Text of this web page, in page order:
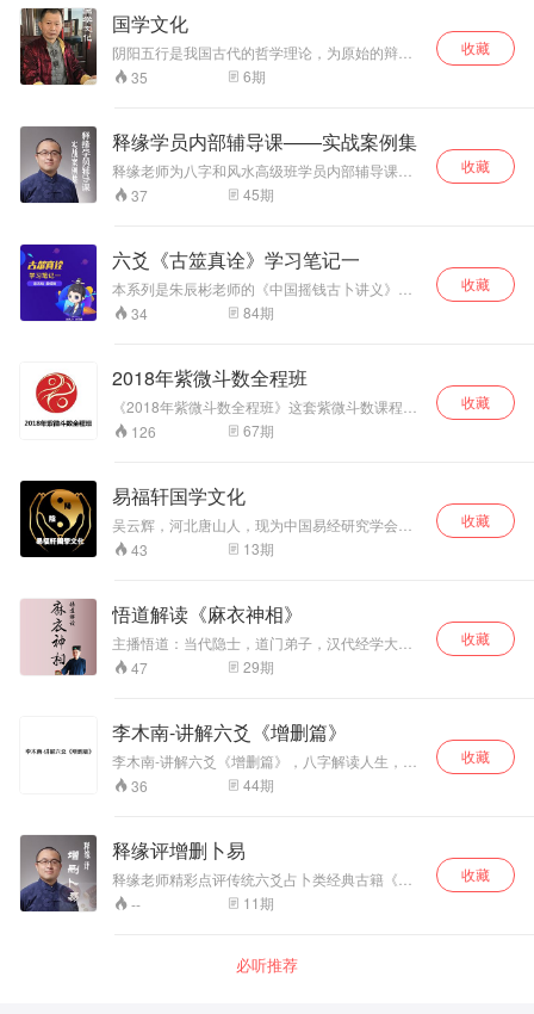
易学； 自幼随祖上研习易学，并得高人传授； 六
方易道核心讲师，易学文化传播人； 天师派弟
子， 师从家庙主持张家模； 常年指导服务多家知
名企业以及个人； 案例丰富，讲解通俗易懂且落
地实用。
国学文化
阴阳五行是我国古代的哲学理论，为原始的辩证
法，早在2000多年前就被应用在易学领域。
35 6期
收藏
释缘学员内部辅导课——实战案例集
释缘老师为八字和风水高级班学员内部辅导课精
选，主要内容是释缘老师本人和学员群内讨论的
实战案例分析和讲解。
37 45期
收藏
六爻《古筮真诠》学习笔记一
本系列是朱辰彬老师的《中国摇钱古卜讲义》
（又称《古筮真诠》）的学习笔记第一部分，共
10章，84节课。知识点细致，易于入门。关注微
易知识，增长国学智慧。
34 84期
收藏
2018年紫微斗数全程班
《2018年紫微斗数全程班》这套紫微斗数课程是
由紫微斗数圈创办者周宣屹老师讲授并录制的，
本套课程将近150个课时，囊括了飞星派和三合
了很多这些年老师的所学所思和所悟，可以让后
学者对于紫微斗数甚至是命理有一个更为宽广更
为精密的认识。
126 67期
收藏
易福轩国学文化
吴云辉，河北唐山人，现为中国易经研究学会会
员，经中国易学人才职称评定考核，己获得“高级
风水师”和“命理预测师”职称；在中国风水文化研
选活动中荣获前六名。 主要著作：《八字命理玄
机》《玄空风水应用经验学》《易福轩民间神断
相法》《易福轩风水全集》等。yifuxuanguoxue
43 13期
收藏
悟道解读《麻衣神相》
主播悟道：当代隐士，道门弟子，汉代经学大家
郑玄之后，易学风水名家，悟道玄学堂创始人，
被江湖誉为“易学奇才”。交流、咨询请评论留言，
47 29期
收藏
李木南-讲解六爻《增删篇》
李木南-讲解六爻《增删篇》，八字解读人生，风
水改变命运，婚姻、事业、学业、财运、健康、
起名改名、符咒法事，欢迎结缘玄灵阁风水命理
36 44期
收藏
释缘评增删卜易
释缘老师精彩点评传统六爻占卜类经典古籍《增
删卜易》。课程总计75课时，每课时20分钟。释
缘老师参考各种点评书目，并结合自身经验，对
乐，精彩纷呈，实为六爻研习朋友们入门之捷
径。适于茶余饭后、运动健身期间必备的同步学
-- 11期
收藏
必听推荐